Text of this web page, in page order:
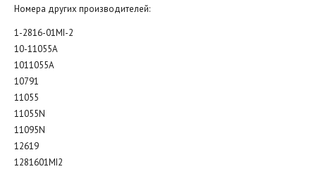
Номера других производителей:
1-2816-01MI-2
10-11055A
1011055A
10791
11055
11055N
11095N
12619
1281601MI2